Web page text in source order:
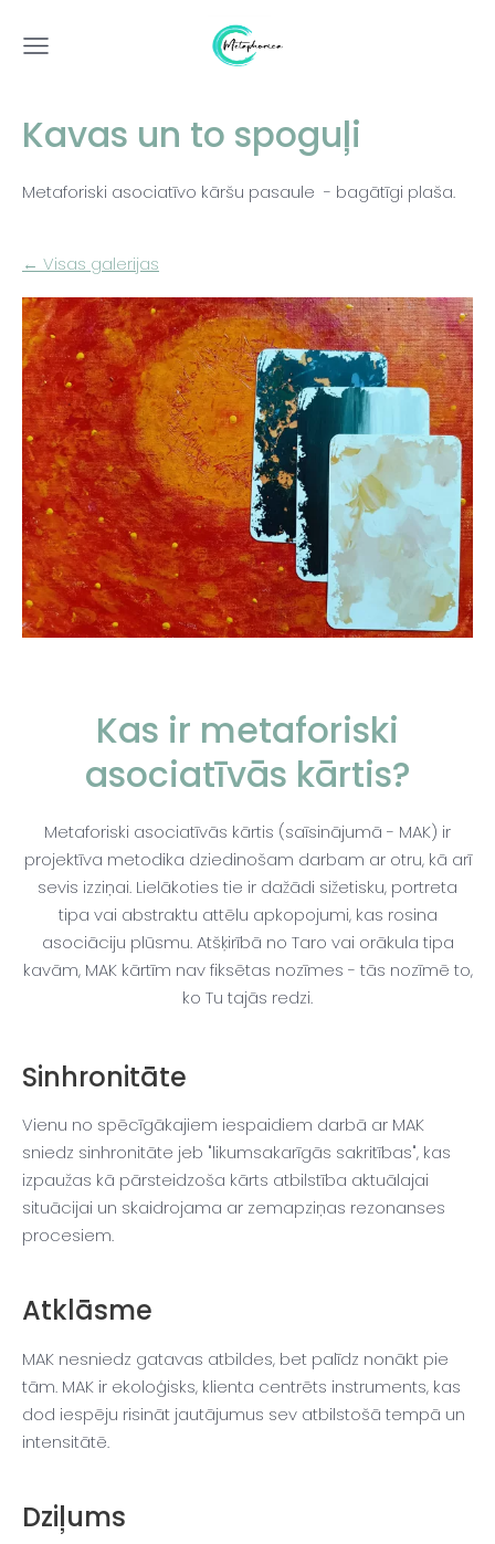
Kavas un to spoguļi
Metaforiski asociatīvo kāršu pasaule - bagātīgi plaša.
Visas galerijas
Kas ir metaforiski
asociatīvās kārtis?
Metaforiski asociatīvās kārtis (saīsinājumā - MAK) ir
projektīva metodika dziedinošam darbam ar otru, kā arī
sevis izziņai. Lielākoties tie ir dažādi sižetisku, portreta
tipa vai abstraktu attēlu apkopojumi, kas rosina
asociāciju plūsmu. Atšķirībā no Taro vai orākula tipa
kavām, MAK kārtīm nav fiksētas nozīmes - tās nozīmē to,
ko Tu tajās redzi.
Sinhronitāte
Vienu no spēcīgākajiem iespaidiem darbā ar MAK
sniedz sinhronitāte jeb "likumsakarīgās sakritības", kas
izpaužas kā pārsteidzoša kārts atbilstība aktuālajai
situācijai un skaidrojama ar zemapziņas rezonanses
procesiem.
Atklāsme
MAK nesniedz gatavas atbildes, bet palīdz nonākt pie
tām. MAK ir ekoloģisks, klienta centrēts instruments, kas
dod iespēju risināt jautājumus sev atbilstošā tempā un
intensitātē.
Dziļums